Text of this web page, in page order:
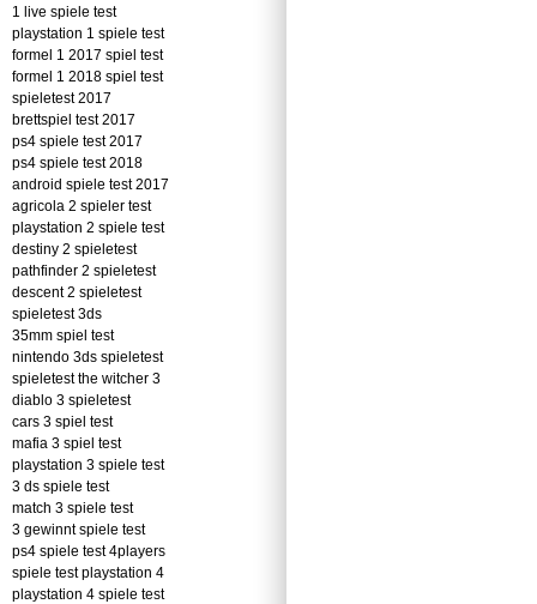
1 live spiele test
playstation 1 spiele test
formel 1 2017 spiel test
formel 1 2018 spiel test
spieletest 2017
brettspiel test 2017
ps4 spiele test 2017
ps4 spiele test 2018
android spiele test 2017
agricola 2 spieler test
playstation 2 spiele test
destiny 2 spieletest
pathfinder 2 spieletest
descent 2 spieletest
spieletest 3ds
35mm spiel test
nintendo 3ds spieletest
spieletest the witcher 3
diablo 3 spieletest
cars 3 spiel test
mafia 3 spiel test
playstation 3 spiele test
3 ds spiele test
match 3 spiele test
3 gewinnt spiele test
ps4 spiele test 4players
spiele test playstation 4
playstation 4 spiele test